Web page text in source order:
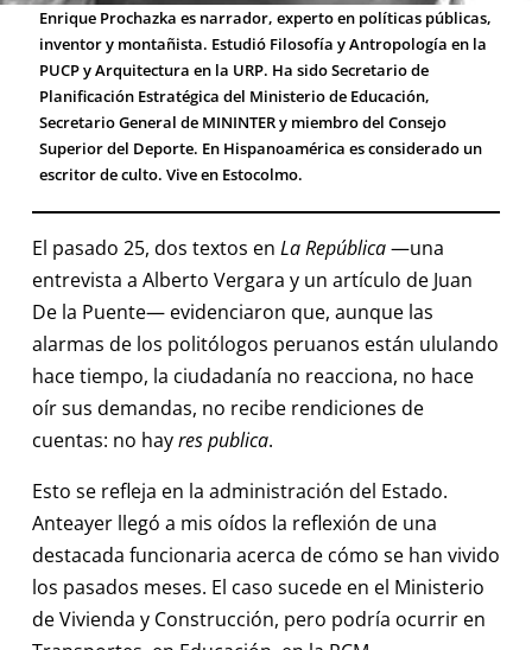
Enrique Prochazka es narrador, experto en políticas públicas,
inventor y montañista. Estudió Filosofía y Antropología en la
PUCP y Arquitectura en la URP. Ha sido Secretario de
Planificación Estratégica del Ministerio de Educación,
Secretario General de MININTER y miembro del Consejo
Superior del Deporte. En Hispanoamérica es considerado un
escritor de culto. Vive en Estocolmo.
El pasado 25, dos textos en La República—una
entrevista a Alberto Vergara y un artículo de Juan
De la Puente— evidenciaron que, aunque las
alarmas de los politólogos peruanos están ululando
hace tiempo, la ciudadanía no reacciona, no hace
oír sus demandas, no recibe rendiciones de
cuentas: no hayres publica.
Esto se refleja en la administración del Estado.
Anteayer llegó a mis oídos la reflexión de una
destacada funcionaria acerca de cómo se han vivido
los pasados meses. El caso sucede en el Ministerio
de Vivienda y Construcción, pero podría ocurrir en